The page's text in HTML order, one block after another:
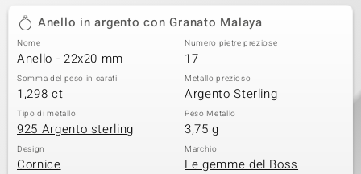
ClassicsAnello in argento con Granato Malaya
Nome
Anello - 22x20 mm
Numero pietre preziose
17
Somma del peso in carati
1,298 ct
Metallo prezioso
Argento Sterling
Tipo di metallo
925 Argento sterling
Peso Metallo
3,75 g
Design
Cornice
Marchio
Le gemme del Boss